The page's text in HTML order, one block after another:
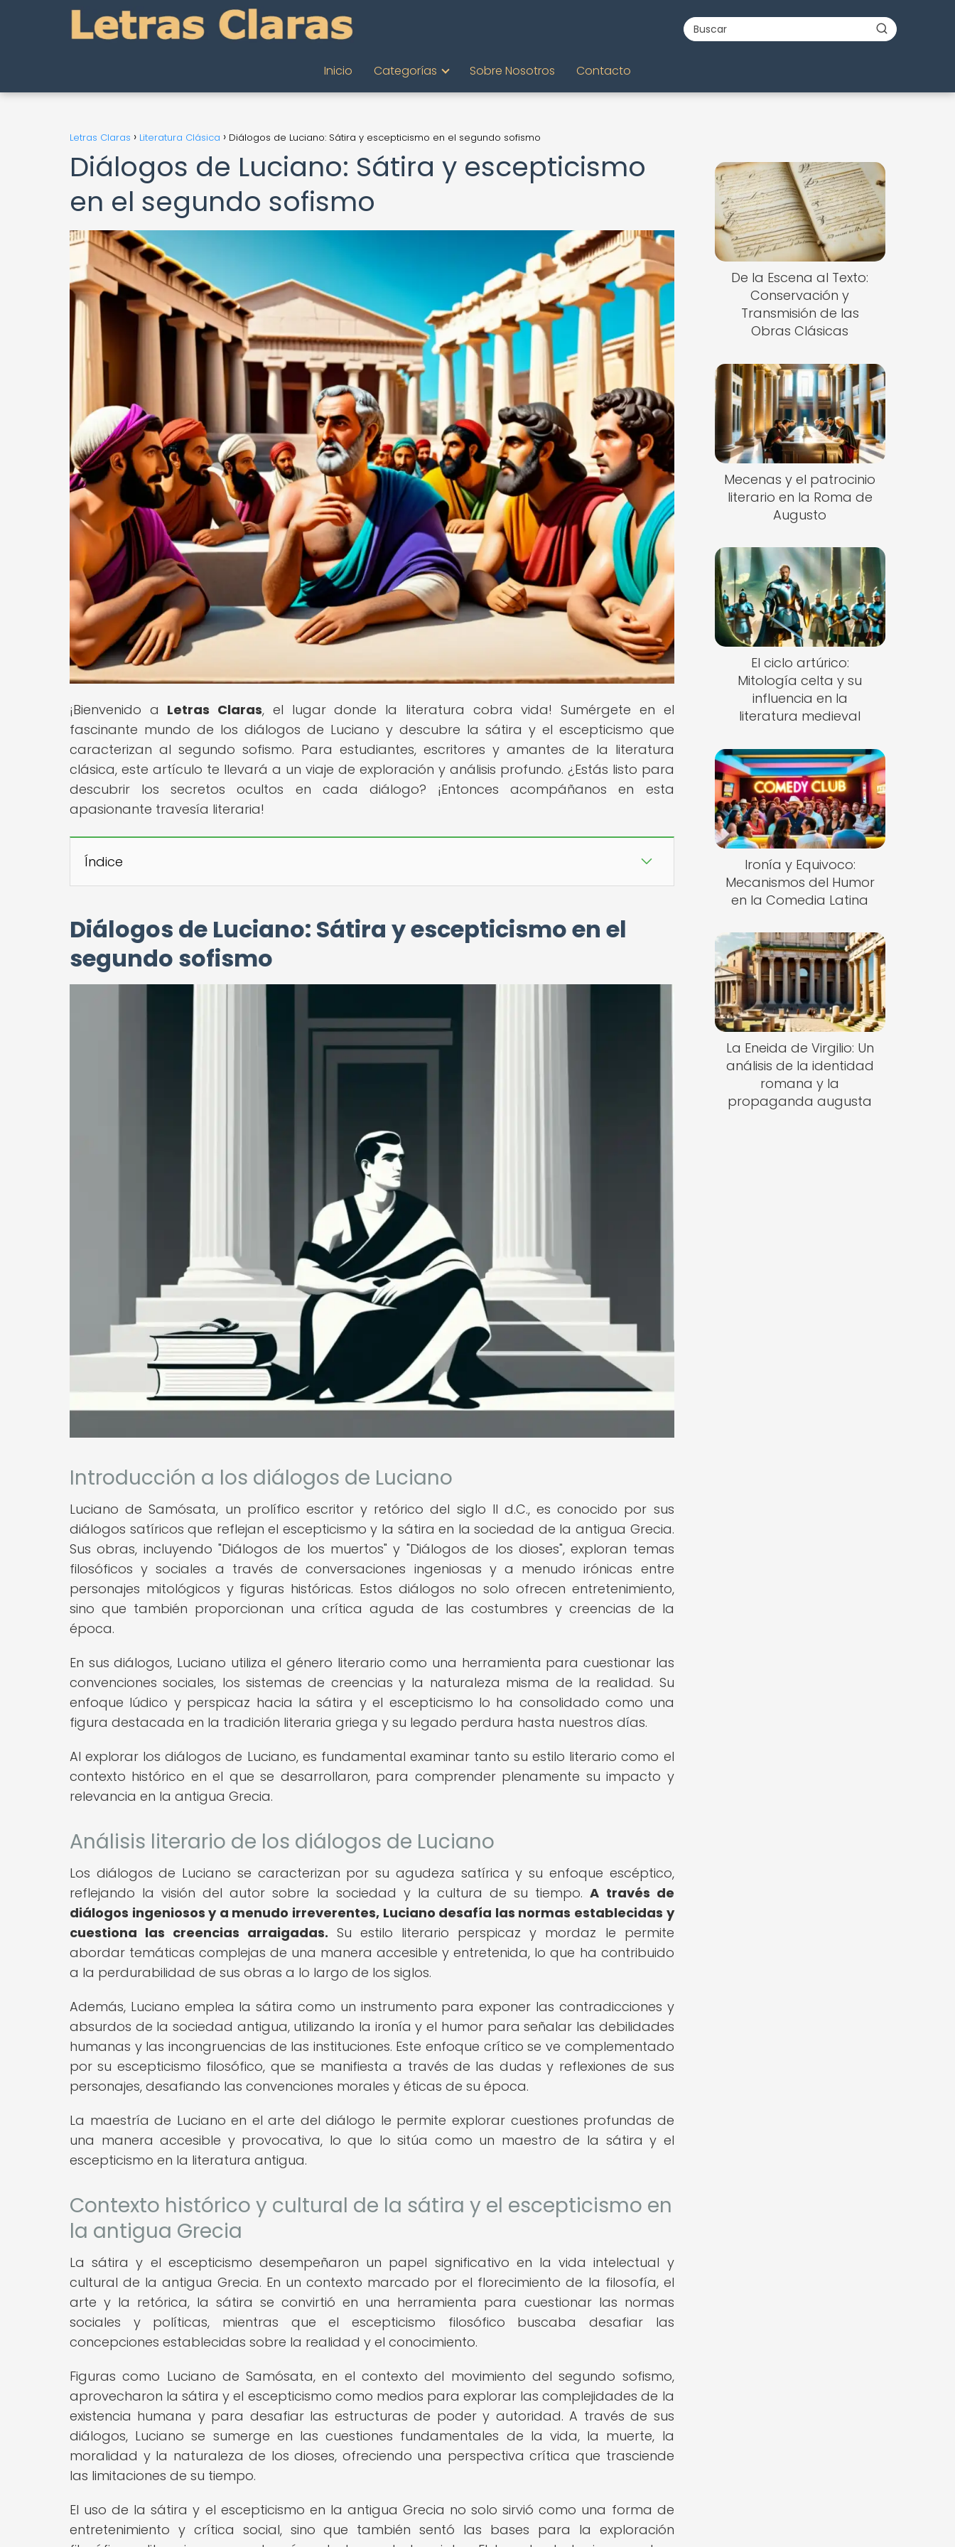
Inicio Categorías Sobre Nosotros Contacto
Letras Claras Literatura Clásica Diálogos de Luciano: Sátira y escepticismo en el segundo sofismo
Diálogos de Luciano: Sátira y escepticismo
en el segundo sofismo
¡Bienvenido a Letras Claras, el lugar donde la literatura cobra vida! Sumérgete en el
fascinante mundo de los diálogos de Luciano y descubre la sátira y el escepticismo que
caracterizan al segundo sofismo. Para estudiantes, escritores y amantes de la literatura
clásica, este artículo te llevará a un viaje de exploración y análisis profundo. ¿Estás listo para
descubrir los secretos ocultos en cada diálogo? ¡Entonces acompáñanos en esta
apasionante travesía literaria!
Índice
Diálogos de Luciano: Sátira y escepticismo en el
segundo sofismo
Introducción a los diálogos de Luciano
Luciano de Samósata, un prolífico escritor y retórico del siglo II d.C., es conocido por sus
diálogos satíricos que reflejan el escepticismo y la sátira en la sociedad de la antigua Grecia.
Sus obras, incluyendo "Diálogos de los muertos" y "Diálogos de los dioses", exploran temas
filosóficos y sociales a través de conversaciones ingeniosas y a menudo irónicas entre
personajes mitológicos y figuras históricas. Estos diálogos no solo ofrecen entretenimiento,
sino que también proporcionan una crítica aguda de las costumbres y creencias de la
época.
En sus diálogos, Luciano utiliza el género literario como una herramienta para cuestionar las
convenciones sociales, los sistemas de creencias y la naturaleza misma de la realidad. Su
enfoque lúdico y perspicaz hacia la sátira y el escepticismo lo ha consolidado como una
figura destacada en la tradición literaria griega y su legado perdura hasta nuestros días.
Al explorar los diálogos de Luciano, es fundamental examinar tanto su estilo literario como el
contexto histórico en el que se desarrollaron, para comprender plenamente su impacto y
relevancia en la antigua Grecia.
Análisis literario de los diálogos de Luciano
Los diálogos de Luciano se caracterizan por su agudeza satírica y su enfoque escéptico,
reflejando la visión del autor sobre la sociedad y la cultura de su tiempo.A través de
diálogos ingeniosos y a menudo irreverentes, Luciano desafía las normas establecidas y
cuestiona las creencias arraigadas. Su estilo literario perspicaz y mordaz le permite
abordar temáticas complejas de una manera accesible y entretenida, lo que ha contribuido
a la perdurabilidad de sus obras a lo largo de los siglos.
Además, Luciano emplea la sátira como un instrumento para exponer las contradicciones y
absurdos de la sociedad antigua, utilizando la ironía y el humor para señalar las debilidades
humanas y las incongruencias de las instituciones. Este enfoque crítico se ve complementado
por su escepticismo filosófico, que se manifiesta a través de las dudas y reflexiones de sus
personajes, desafiando las convenciones morales y éticas de su época.
La maestría de Luciano en el arte del diálogo le permite explorar cuestiones profundas de
una manera accesible y provocativa, lo que lo sitúa como un maestro de la sátira y el
escepticismo en la literatura antigua.
Contexto histórico y cultural de la sátira y el escepticismo en
la antigua Grecia
La sátira y el escepticismo desempeñaron un papel significativo en la vida intelectual y
cultural de la antigua Grecia. En un contexto marcado por el florecimiento de la filosofía, el
arte y la retórica, la sátira se convirtió en una herramienta para cuestionar las normas
sociales y políticas, mientras que el escepticismo filosófico buscaba desafiar las
concepciones establecidas sobre la realidad y el conocimiento.
Figuras como Luciano de Samósata, en el contexto del movimiento del segundo sofismo,
aprovecharon la sátira y el escepticismo como medios para explorar las complejidades de la
existencia humana y para desafiar las estructuras de poder y autoridad. A través de sus
diálogos, Luciano se sumerge en las cuestiones fundamentales de la vida, la muerte, la
moralidad y la naturaleza de los dioses, ofreciendo una perspectiva crítica que trasciende
las limitaciones de su tiempo.
El uso de la sátira y el escepticismo en la antigua Grecia no solo sirvió como una forma de
entretenimiento y crítica social, sino que también sentó las bases para la exploración
De la Escena al Texto:
Conservación y
Transmisión de las
Obras Clásicas
Mecenas y el patrocinio
literario en la Roma de
Augusto
El ciclo artúrico:
Mitología celta y su
influencia en la
literatura medieval
Ironía y Equivoco:
Mecanismos del Humor
en la Comedia Latina
La Eneida de Virgilio: Un
análisis de la identidad
romana y la
propaganda augusta